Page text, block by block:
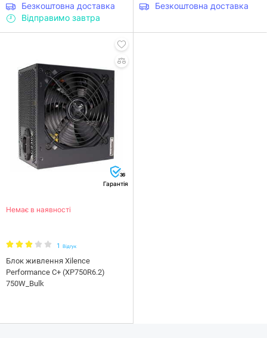
Безкоштовна доставка
Відправимо завтра
Безкоштовна доставка
36
Гарантія
Немає в наявності
1 Відгук
Блок живлення Xilence
Performance C+ (XP750R6.2)
750W_Bulk